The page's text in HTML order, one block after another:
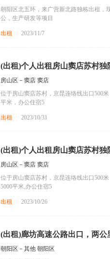
朝阳区北五环，来广营新北路独栋出租，
公，生产研发等项目
出租 2023/11/7
(出租)个人出租房山窦店苏村独
房山区－窦店 窦店
位于房山窦店苏村，京昆连络线出口500
平米，办公住宿5
出租 2023/10/31
(出租)个人出租房山窦店苏村独
房山区－窦店 窦店
位于房山窦店苏村，京昆连络线出口500
5000平米,办公住宿5
出租 2023/10/26
(出租)廊坊高速公路出口，两公
朝阳区－其他 朝阳区